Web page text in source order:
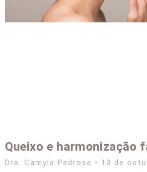
Queixo e harmonização
Dra. Camyla Pedrosa 13 de